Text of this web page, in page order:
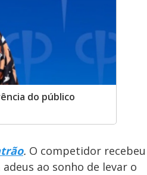
do público
. O competidor recebeu
ao sonho de levar o